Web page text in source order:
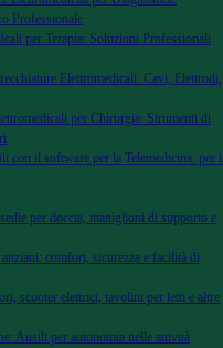
Professionale
per Terapia: Soluzioni Professionali
Elettromedicali: Cavi, Elettrodi,
per Chirurgia: Strumenti di
con il software per la Telemedicina: per il
per doccia, maniglioni di supporto e
comfort, sicurezza e facilità di
scooter elettrici, tavolini per letti e altre
Ausili per autonomia nelle attività